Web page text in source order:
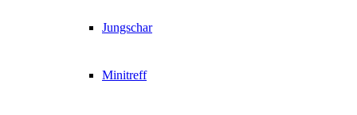
Jungschar
Minitreff